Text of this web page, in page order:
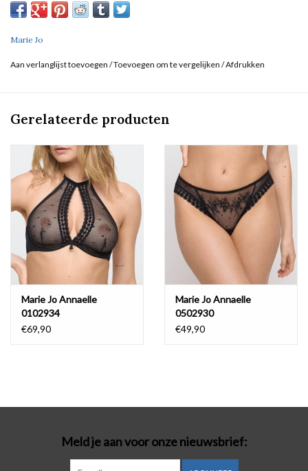
Marie Jo
Aan verlanglijst toevoegen /Toevoegen om te vergelijken /Afdrukken
Gerelateerde producten
Marie Jo Annaelle
0102934
€69,90
Marie Jo Annaelle
0502930
€49,90
Meld je aan voor onze nieuwsbrief: